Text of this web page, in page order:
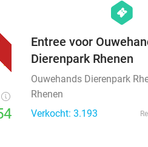
star
hexagon
events
Entree voor
Dierenpark Rhenen
Ouwehands Dierenpark
Rhenen
Verkocht: 3.193